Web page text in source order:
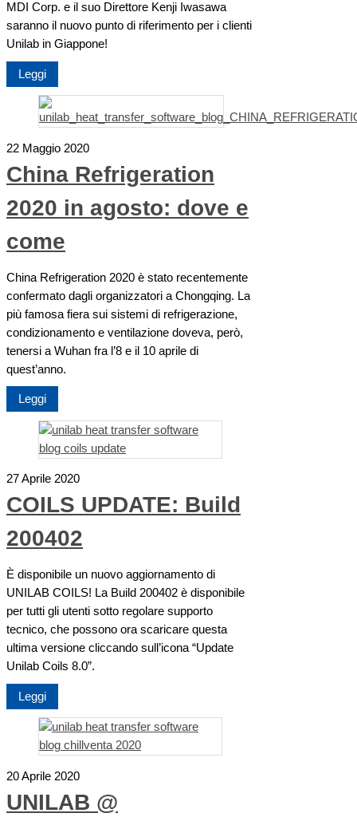
MDI Corp. e il suo Direttore Kenji Iwasawa
saranno il nuovo punto di riferimento per i clienti
Unilab in Giappone!
Leggi
22 Maggio 2020
China Refrigeration
2020 in agosto: dove e
come
China Refrigeration 2020 è stato recentemente
confermato dagli organizzatori a Chongqing. La
più famosa fiera sui sistemi di refrigerazione,
condizionamento e ventilazione doveva, però,
tenersi a Wuhan fra l’8 e il 10 aprile di
quest’anno.
Leggi
27 Aprile 2020
COILS UPDATE: Build
200402
È disponibile un nuovo aggiornamento di
UNILAB COILS! La Build 200402 è disponibile
per tutti gli utenti sotto regolare supporto
tecnico, che possono ora scaricare questa
ultima versione cliccando sull’icona “Update
Unilab Coils 8.0”.
Leggi
20 Aprile 2020
UNILAB @